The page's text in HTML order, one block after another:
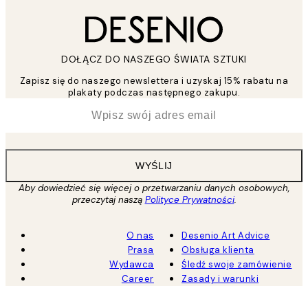
DOŁĄCZ DO NASZEGO ŚWIATA SZTUKI
Zapisz się do naszego newslettera i uzyskaj 15% rabatu na
plakaty podczas następnego zakupu.
WYŚLIJ
Aby dowiedzieć się więcej o przetwarzaniu danych osobowych,
przeczytaj naszą Polityce Prywatności.
O nas
Prasa
Wydawca
Career
Desenio Art Advice
Obsługa klienta
Śledź swoje zamówienie
Zasady i warunki